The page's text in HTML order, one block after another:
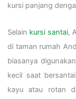
kursi panjang
Selain kursi santai,
di taman rumah
biasanya
kecil saat
kayu atau rotan